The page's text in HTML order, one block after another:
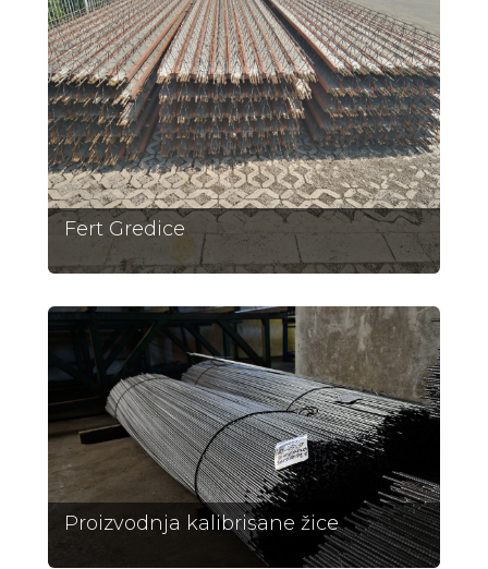
Fert Gredice
Proizvodnja kalibrisane žice